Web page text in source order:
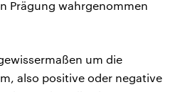
Prägung wahrgenommen
um die
also positive oder negative